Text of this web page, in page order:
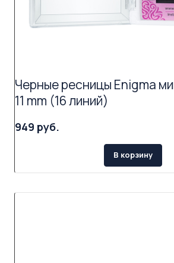
Черные ресницы Enigma
11 mm (16 линий)
949 руб.
В корзину